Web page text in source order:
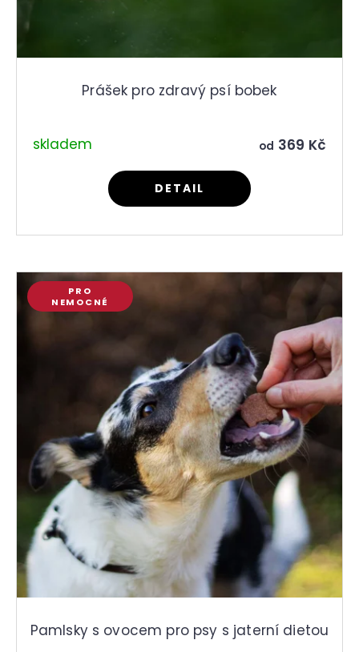
Prášek pro zdravý psí bobek
skladem od 369 Kč
DETAIL
PRO
NEMOCNÉ
Pamlsky s ovocem pro psy s jaterní dietou
u